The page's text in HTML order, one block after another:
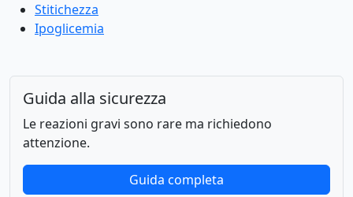
Stitichezza
Ipoglicemia
Guida alla sicurezza
Le reazioni gravi sono rare ma richiedono
attenzione.
Guida completa